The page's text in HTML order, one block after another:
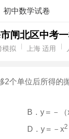
初中数学试卷
闸北区中考
模拟 上海 适用
2个单位后所得的
B．y＝－（
D．y＝－x2